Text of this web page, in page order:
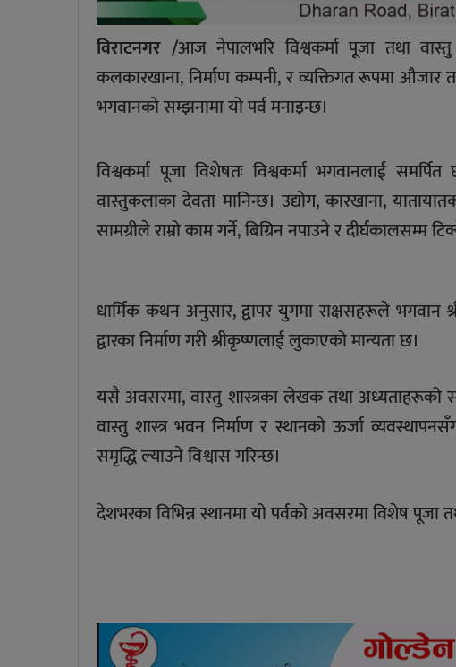
विराटनगर /आज नेपालभरि विश्वकर्मा पूजा तथा
कलकारखाना, निर्माण कम्पनी, र व्यक्तिगत रूपमा औजार
भगवानको सम्झनामा यो पर्व मनाइन्छ।
विश्वकर्मा पूजा विशेषतः विश्वकर्मा भगवानलाई
वास्तुकलाका देवता मानिन्छ। उद्योग, कारखाना,
सामग्रीले राम्रो काम गर्ने, बिग्रिन नपाउने र दीर्घकालसम्म
धार्मिक कथन अनुसार, द्वापर युगमा राक्षसहरूले भगवान
द्वारका निर्माण गरी श्रीकृष्णलाई लुकाएको मान्यता छ।
यसै अवसरमा, वास्तु शास्त्रका लेखक तथा अध्यताहरूको
वास्तु शास्त्र भवन निर्माण र स्थानको ऊर्जा
समृद्धि ल्याउने विश्वास गरिन्छ।
देशभरका विभिन्न स्थानमा यो पर्वको अवसरमा विशेष